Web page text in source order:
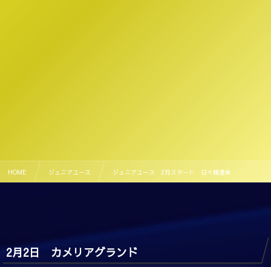
HOME ジュニアユース ジュニアユース 2月スタート 日々精進⚽️
2月2日 カメリアグランド